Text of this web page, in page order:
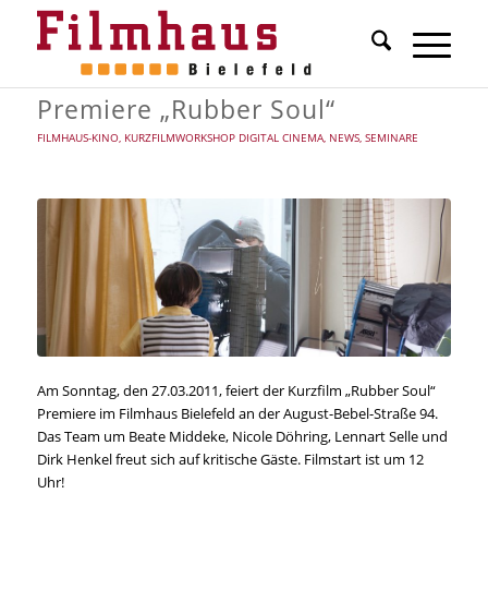
Premiere „Rubber Soul“
FILMHAUS-KINO, KURZFILMWORKSHOP DIGITAL CINEMA, NEWS, SEMINARE
Am Sonntag, den 27.03.2011, feiert der Kurzfilm „Rubber Soul“
Premiere im Filmhaus Bielefeld an der August-Bebel-Straße 94.
Das Team um Beate Middeke, Nicole Döhring, Lennart Selle und
Dirk Henkel freut sich auf kritische Gäste. Filmstart ist um 12
Uhr!